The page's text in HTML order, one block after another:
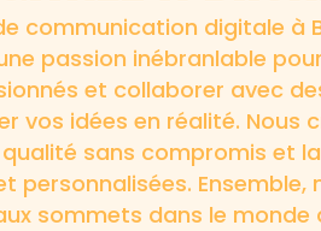
communication digitale à
passion inébranlable
et collaborer avec
vos idées en réalité. Nous
sans compromis et
Ensemble,
sommets dans le monde